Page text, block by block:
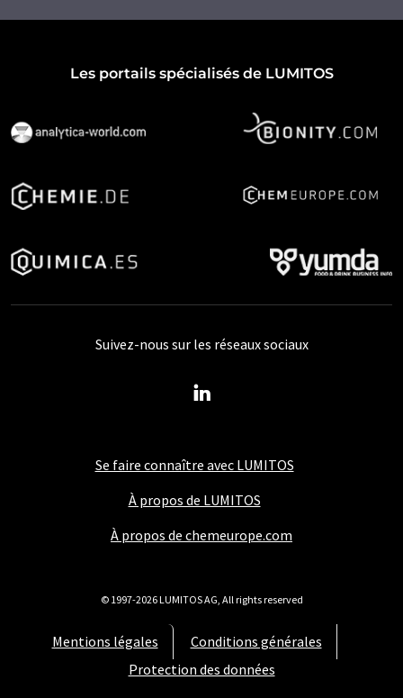
Les portails spécialisés de LUMITOS
Se faire connaître avec LUMITOS
À propos de LUMITOS
À propos de chemeurope.com
Mentions légales
Conditions générales
Protection des données
Suivez-nous sur les réseaux sociaux
© 1997-2026 LUMITOS AG, All rights reserved